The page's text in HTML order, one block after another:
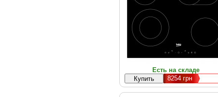
Есть на складе
8254 грн